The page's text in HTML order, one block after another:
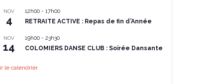
NOV
4
12h00 - 17h00
RETRAITE ACTIVE : Repas de fin d’Année
NOV
14
19h00 - 23h30
COLOMIERS DANSE CLUB : Soirée Dansante
le calendrier